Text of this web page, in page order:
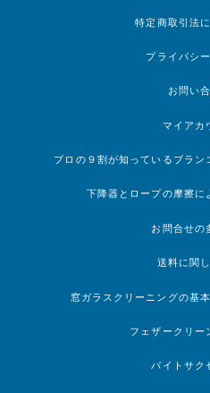
特定商取引法
プライバシ
お問い
マイアカ
プロの９割が知っているブラン
下降器とロープの摩擦に
お問合せの
送料に関
窓ガラスクリーニングの基
フェザークリー
バイトサク